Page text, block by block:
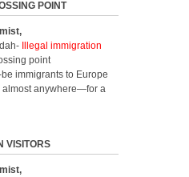
POINT
Illegal immigration
point
immigrants to Europe
almost anywhere—for a
VISITORS